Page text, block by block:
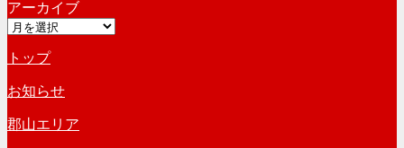
ブ
テ
ゴ
ー
アーカイブ
ア
カ
イ
ブ
トップ
お知らせ
郡山エリア